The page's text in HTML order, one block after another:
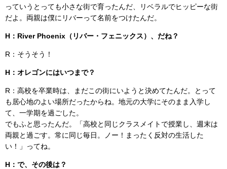
っていうとっても小さな街で育ったんだ、リベラルでヒッピーな街
だよ。両親は僕にリバーって名前をつけたんだ。
H：River Phoenix（リバー・フェニックス）、だね？
R：そうそう！
H：オレゴンにはいつまで？
R：高校を卒業時は、まだこの街にいようと決めてたんだ。とって
も居心地のよい場所だったからね。地元の大学にそのまま入学し
て、一学期を過ごした。
でもふと思ったんだ。「高校と同じクラスメイトで授業し、週末は
両親と過ごす。常に同じ毎日。ノー！まったく反対の生活した
い！」ってね。
H：で、その後は？